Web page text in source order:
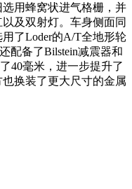
用蜂窝状进气格栅，并
及双射灯。车身侧面同
了Loder的A/T全地形轮
配备了Bilstein减震器和
40毫米，进一步提升了
换装了更大尺寸的金属